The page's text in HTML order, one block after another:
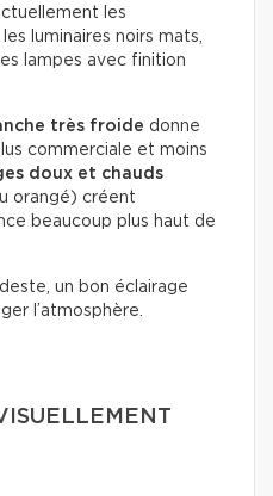
les
luminaires noirs mats,
lampes avec finition
très froide donne
commerciale et moins
doux et chauds
orangé) créent
beaucoup plus haut de
un bon éclairage
l’atmosphère.